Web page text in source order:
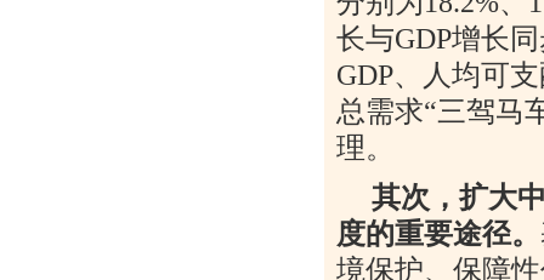
长与GDP增长
GDP、人均可
总需求“三驾马
理。
其次，扩大
度的重要途径。
境保护、保障